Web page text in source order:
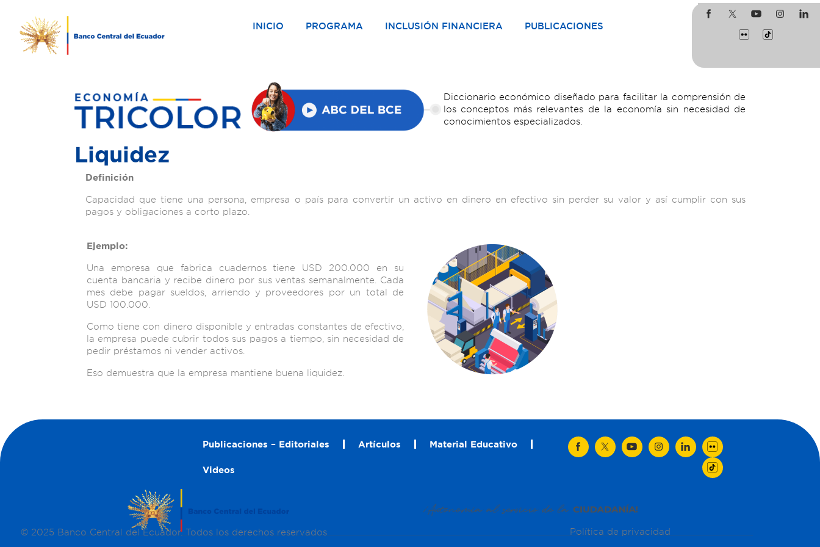
INICIO PROGRAMA INCLUSIÓN FINANCIERA PUBLICACIONES
Diccionario económico diseñado para facilitar la comprensión de
los conceptos más relevantes de la economía sin necesidad de
conocimientos especializados.
Liquidez
Definición
Capacidad que tiene una persona, empresa o país para convertir un activo en dinero en efectivo sin perder su valor y así cumplir con sus
pagos y obligaciones a corto plazo.
Ejemplo:
Una empresa que fabrica cuadernos tiene USD 200.000 en su
cuenta bancaria y recibe dinero por sus ventas semanalmente. Cada
mes debe pagar sueldos, arriendo y proveedores por un total de
USD 100.000.
Como tiene con dinero disponible y entradas constantes de efectivo,
la empresa puede cubrir todos sus pagos a tiempo, sin necesidad de
pedir préstamos ni vender activos.
Eso demuestra que la empresa mantiene buena liquidez.
Publicaciones – Editoriales Artículos Material Educativo
Videos
© 2025 Banco Central del Ecuador. Todos los derechos reservados Política de privacidad